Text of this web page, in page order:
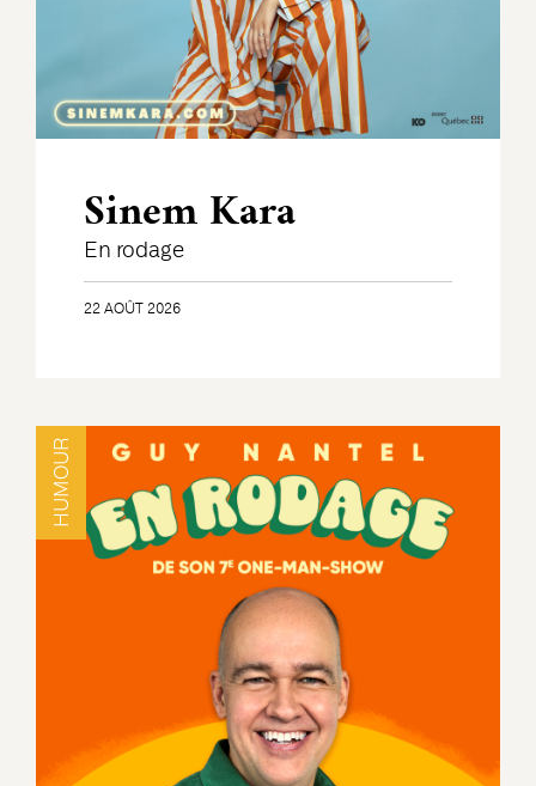
Sinem Kara
En rodage
22 AOÛT 2026
HUMOUR